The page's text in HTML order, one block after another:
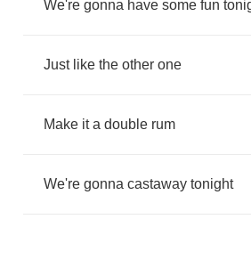
We're gonna have some fun
Just like the other one
Make it a double rum
We're gonna castaway tonight